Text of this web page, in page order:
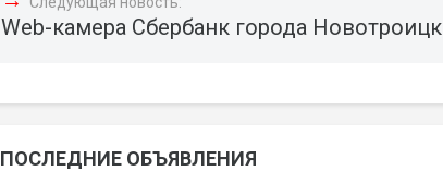
Web-камера Сбербанк города Новотроицк
ПОСЛЕДНИЕ ОБЪЯВЛЕНИЯ